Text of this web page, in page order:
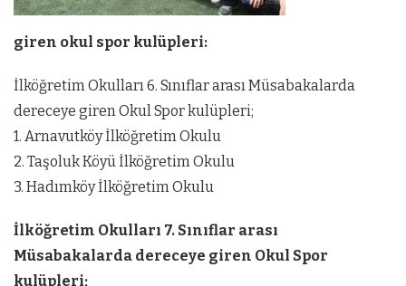
giren okul spor kulüpleri:
İlköğretim Okulları 6. Sınıflar arası Müsabakalarda
dereceye giren Okul Spor kulüpleri;
1. Arnavutköy İlköğretim Okulu
2. Taşoluk Köyü İlköğretim Okulu
3. Hadımköy İlköğretim Okulu
İlköğretim Okulları 7. Sınıflar arası
Müsabakalarda dereceye giren Okul Spor
kulüpleri;